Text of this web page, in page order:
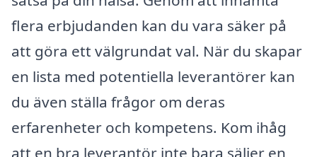
flera erbjudanden kan du vara säker på
att göra ett välgrundat val. När du skapar
en lista med potentiella leverantörer kan
du även ställa frågor om deras
erfarenheter och kompetens. Kom ihåg
att en bra leverantör inte bara säljer en